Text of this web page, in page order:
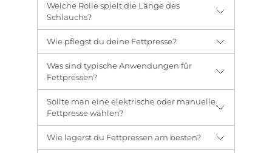
Welche Rolle spielt die Länge des
Schlauchs?
Wie pflegst du deine Fettpresse?
Was sind typische Anwendungen für
Fettpressen?
Sollte man eine elektrische oder manuelle
Fettpresse wählen?
Wie lagerst du Fettpressen am besten?